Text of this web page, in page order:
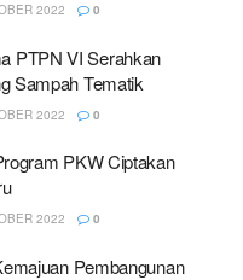
2022 0
PTPN VI Serahkan
Sampah Tematik
2022 0
PKW Ciptakan
2022 0
Pembangunan